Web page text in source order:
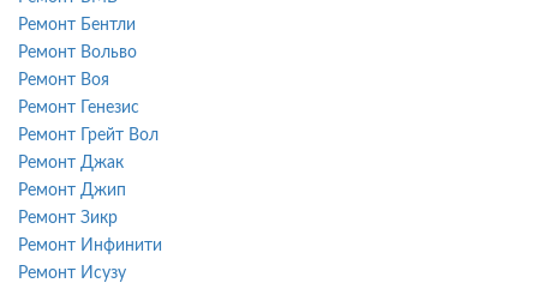
Ремонт Бентли
Ремонт Вольво
Ремонт Воя
Ремонт Генезис
Ремонт Грейт Вол
Ремонт Джак
Ремонт Джип
Ремонт Зикр
Ремонт Инфинити
Ремонт Исузу